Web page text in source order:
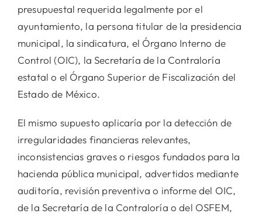
presupuestal requerida legalmente por el
ayuntamiento, la persona titular de la presidencia
municipal, la sindicatura, el Órgano Interno de
Control (OIC), la Secretaría de la Contraloría
estatal o el Órgano Superior de Fiscalización del
Estado de México.
El mismo supuesto aplicaría por la detección de
irregularidades financieras relevantes,
inconsistencias graves o riesgos fundados para la
hacienda pública municipal, advertidos mediante
auditoría, revisión preventiva o informe del OIC,
de la Secretaría de la Contraloría o del OSFEM,